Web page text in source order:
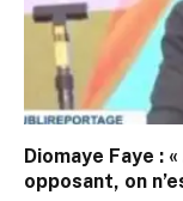
Diomaye Faye :
opposant, on